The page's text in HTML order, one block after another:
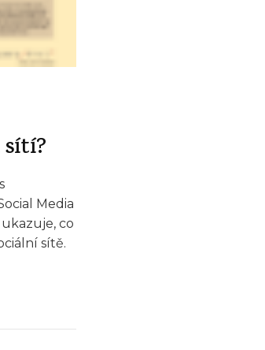
Media
co
sítě.